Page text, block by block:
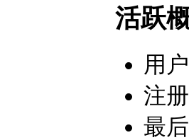
活跃
用
注
最